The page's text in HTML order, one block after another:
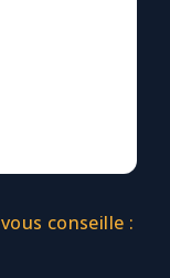
conseille :